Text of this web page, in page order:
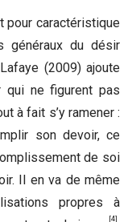
pour caractéristique
généraux du désir
(2009) ajoute
qui ne figurent pas
à fait s’y ramener :
son devoir, ce
de soi
Il en va de même
propres à
[4]